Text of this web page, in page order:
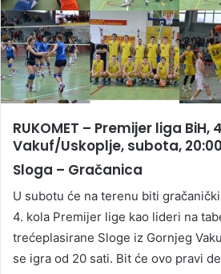
RUKOMET – Premijer liga BiH,
Vakuf/Uskoplje, subota,
Sloga – Gračanica
U subotu će na terenu biti
4. kola Premijer lige kao lideri na
trećeplasirane Sloge iz Gornjeg
se igra od 20 sati. Bit će ovo pravi